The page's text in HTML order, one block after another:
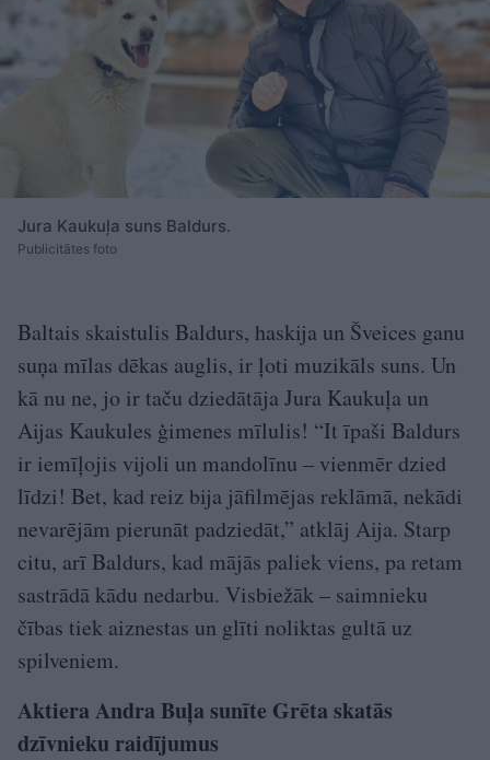
Jura Kaukuļa suns Baldurs.
Publicitātes foto
Baltais skaistulis Baldurs, haskija un Šveices ganu
suņa mīlas dēkas auglis, ir ļoti muzikāls suns. Un
kā nu ne, jo ir taču dziedātāja Jura Kaukuļa un
Aijas Kaukules ģimenes mīlulis! “It īpaši Baldurs
ir iemīļojis vijoli un mandolīnu – vienmēr dzied
līdzi! Bet, kad reiz bija jāfilmējas reklāmā, nekādi
nevarējām pierunāt padziedāt,” atklāj Aija. Starp
citu, arī Baldurs, kad mājās paliek viens, pa retam
sastrādā kādu nedarbu. Visbiežāk – saimnieku
čības tiek aiznestas un glīti noliktas gultā uz
spilveniem.
Aktiera Andra Buļa sunīte Grēta skatās
dzīvnieku raidījumus